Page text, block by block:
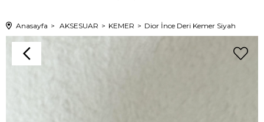
Anasayfa AKSESUAR KEMER Dior İnce Deri Kemer Siyah